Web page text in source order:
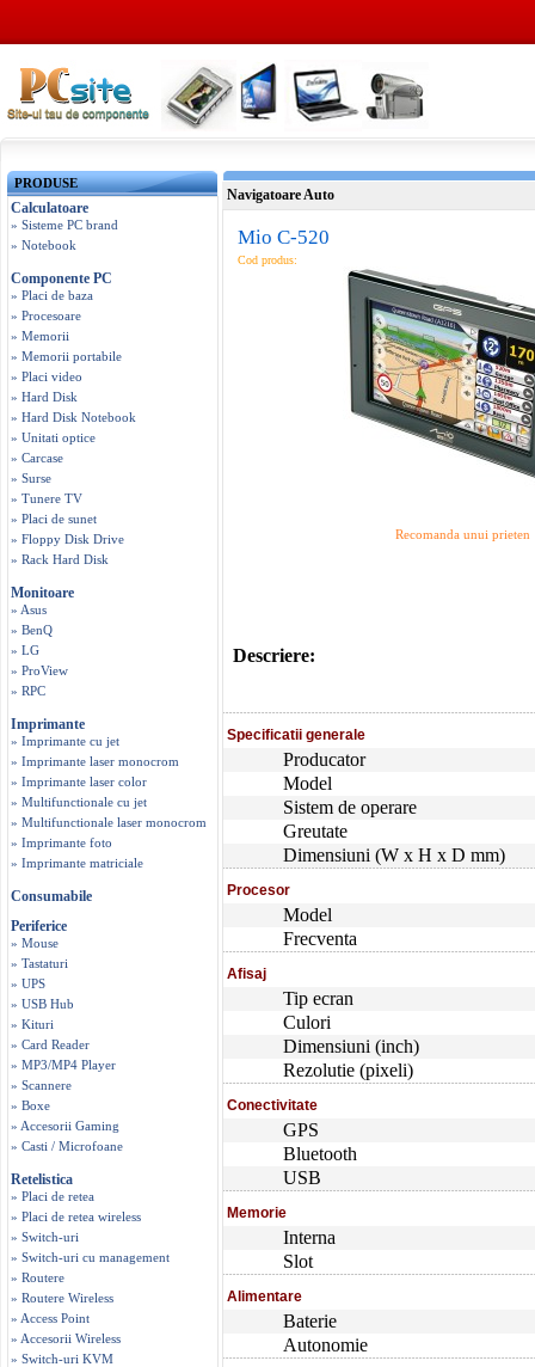
PRODUSE
Calculatoare
» Sisteme PC brand
» Notebook
Componente PC
» Placi de baza
» Procesoare
» Memorii
» Memorii portabile
» Placi video
» Hard Disk
» Hard Disk Notebook
» Unitati optice
» Carcase
» Surse
» Tunere TV
» Placi de sunet
» Floppy Disk Drive
» Rack Hard Disk
Monitoare
» Asus
» BenQ
» LG
» ProView
» RPC
Imprimante
» Imprimante cu jet
» Imprimante laser monocrom
» Imprimante laser color
» Multifunctionale cu jet
» Multifunctionale laser monocrom
» Imprimante foto
» Imprimante matriciale
Consumabile
Periferice
» Mouse
» Tastaturi
» UPS
» USB Hub
» Kituri
» Card Reader
» MP3/MP4 Player
» Scannere
» Boxe
» Accesorii Gaming
» Casti / Microfoane
Retelistica
» Placi de retea
» Placi de retea wireless
» Switch-uri
» Switch-uri cu management
» Routere
» Routere Wireless
» Access Point
» Accesorii Wireless
» Switch-uri KVM
Navigatoare Auto
Mio C-520
Cod produs:
Recomanda unui prieten
Descriere:
Specificatii generale
Producator
Model
Sistem de operare
Greutate
Dimensiuni (W x H x D mm)
Procesor
Model
Frecventa
Afisaj
Tip ecran
Culori
Dimensiuni (inch)
Rezolutie (pixeli)
Conectivitate
GPS
Bluetooth
USB
Memorie
Interna
Slot
Alimentare
Baterie
Autonomie